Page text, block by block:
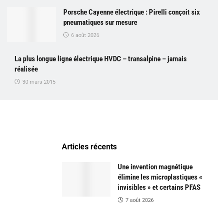
Porsche Cayenne électrique : Pirelli conçoit six
pneumatiques sur mesure
6 août 2026
La plus longue ligne électrique HVDC – transalpine – jamais
réalisée
30 mars 2015
Articles récents
Une invention magnétique
élimine les microplastiques «
invisibles » et certains PFAS
7 août 2026